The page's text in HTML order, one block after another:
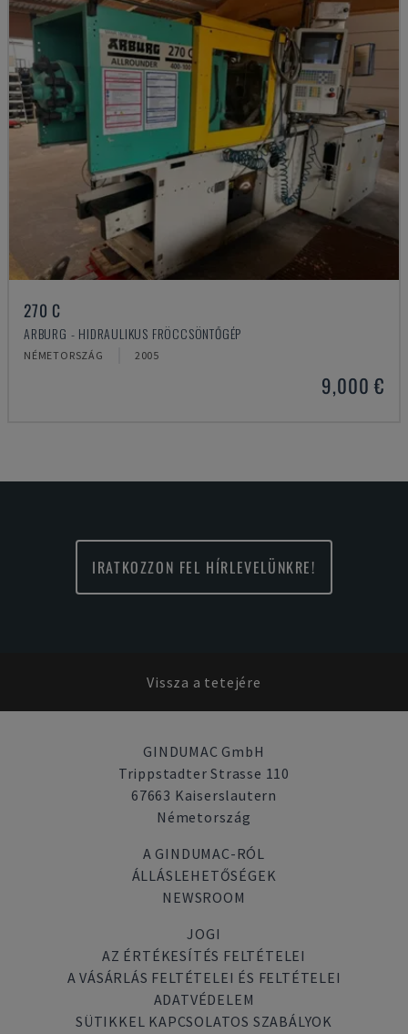
270 C
ARBURG - HIDRAULIKUS FRÖCCSÖNTŐGÉP
NÉMETORSZÁG 2005
9,000 €
IRATKOZZON FEL HÍRLEVELÜNKRE!
Vissza a tetejére
GINDUMAC GmbH
Trippstadter Strasse 110
67663 Kaiserslautern
Németország
A GINDUMAC-RÓL
ÁLLÁSLEHETŐSÉGEK
NEWSROOM
JOGI
AZ ÉRTÉKESÍTÉS FELTÉTELEI
A VÁSÁRLÁS FELTÉTELEI ÉS FELTÉTELEI
ADATVÉDELEM
SÜTIKKEL KAPCSOLATOS SZABÁLYOK